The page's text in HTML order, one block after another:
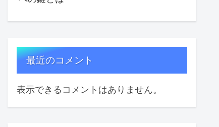
最近のコメント
表示できるコメントはありません。